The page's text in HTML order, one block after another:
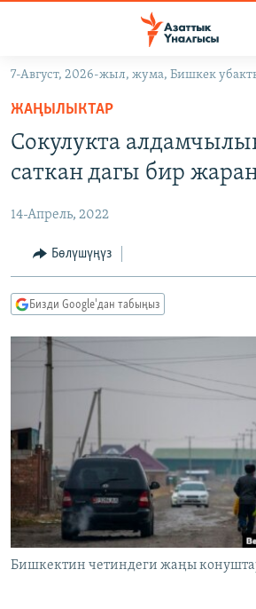
Навигацияга
өтүңүз
Издөөгө
салыңызКЫРГЫЗСТАН
ЭКОНОМИКА
МАДАНИЯТ
ДҮЙНӨ
БОРБОР АЗИЯ
АТАЙЫН ИЛИКТӨӨ
ТВ ПРОГРАММАЛАР
ЭКСПЕРТТЕР ТАЛДАЙТ
БИЗ ЖАНА ДҮЙНӨ
ЭЖЕ-СИҢДИЛЕР
АЗАТТЫК+
ЫҢГАЙСЫЗ СУРООЛОР
ӨЗГӨЧӨ ПИКИР
Русский
ОНЛАЙН ШЕРИНЕ
ЭЕ/АРнун бардык сайттары
7-Август, 2026-жыл, жума, Бишкек
ЖАҢЫЛЫКТАР
Сокулукта
саткан дагы бир
14-Апрель, 2022
Бөлүшүңүз
Бизди Google'дан табыңыз
Бишкектин четиндеги жаңы